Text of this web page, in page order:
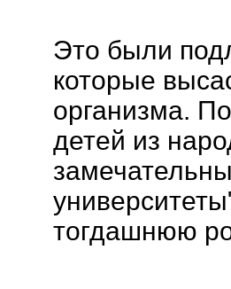
Это были
которые
организма.
детей из
тогдашнюю